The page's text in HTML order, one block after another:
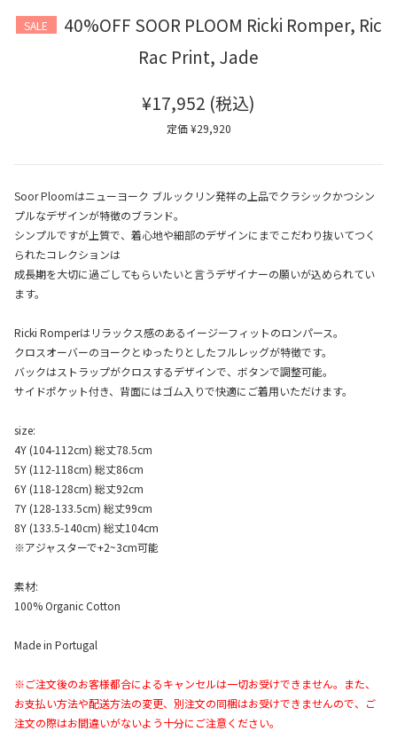
SALE
40%OFF SOOR PLOOM Ricki Romper, Ric
Rac Print, Jade
¥17,952 (税込)
定価 ¥29,920
Soor Ploomはニューヨーク ブルックリン発祥の上品でクラシックかつシン
プルなデザインが特徴のブランド。
シンプルですが上質で、着心地や細部のデザインにまでこだわり抜いてつく
られたコレクションは
成長期を大切に過ごしてもらいたいと言うデザイナーの願いが込められてい
ます。
Ricki Romperはリラックス感のあるイージーフィットのロンパース。
クロスオーバーのヨークとゆったりとしたフルレッグが特徴です。
バックはストラップがクロスするデザインで、ボタンで調整可能。
サイドポケット付き、背面にはゴム入りで快適にご着用いただけます。
size:
4Y (104-112cm) 総丈78.5cm
5Y (112-118cm) 総丈86cm
6Y (118-128cm) 総丈92cm
7Y (128-133.5cm) 総丈99cm
8Y (133.5-140cm) 総丈104cm
※アジャスターで+2~3cm可能
素材:
100% Organic Cotton
Made in Portugal
※ご注文後のお客様都合によるキャンセルは一切お受けできません。また、
お支払い方法や配送方法の変更、別注文の同梱はお受けできませんので、ご
注文の際はお間違いがないよう十分にご注意ください。